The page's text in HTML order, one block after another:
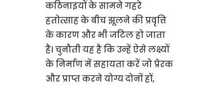
कठिनाइयों के सामने गहरे
हतोत्साह के बीच झूलने की प्रवृत्ति
के कारण और भी जटिल हो जाता
है। चुनौती यह है कि उन्हें ऐसे लक्ष्यों
के निर्माण में सहायता करें जो प्रेरक
और प्राप्त करने योग्य दोनों हों,